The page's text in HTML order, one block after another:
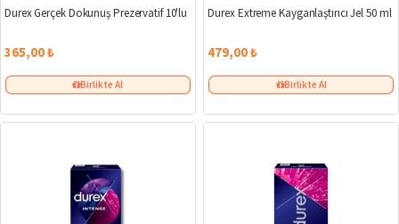
Durex Gerçek Dokunuş Prezervatif 10'lu
365,00 ₺
Birlikte Al
Durex Extreme Kayganlaştırıcı Jel 50 ml
479,00 ₺
Birlikte Al